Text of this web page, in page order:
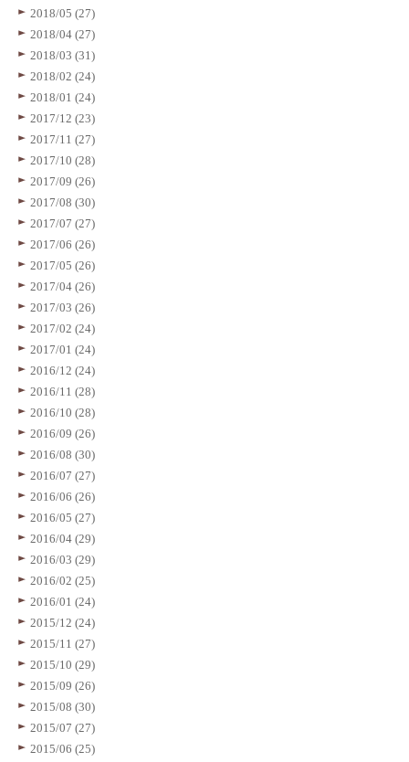
2018/05 (27)
2018/04 (27)
2018/03 (31)
2018/02 (24)
2018/01 (24)
2017/12 (23)
2017/11 (27)
2017/10 (28)
2017/09 (26)
2017/08 (30)
2017/07 (27)
2017/06 (26)
2017/05 (26)
2017/04 (26)
2017/03 (26)
2017/02 (24)
2017/01 (24)
2016/12 (24)
2016/11 (28)
2016/10 (28)
2016/09 (26)
2016/08 (30)
2016/07 (27)
2016/06 (26)
2016/05 (27)
2016/04 (29)
2016/03 (29)
2016/02 (25)
2016/01 (24)
2015/12 (24)
2015/11 (27)
2015/10 (29)
2015/09 (26)
2015/08 (30)
2015/07 (27)
2015/06 (25)